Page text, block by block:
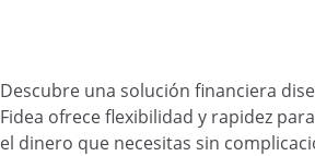
Descubre una solución financiera
Fidea ofrece flexibilidad y rapidez
el dinero que necesitas sin